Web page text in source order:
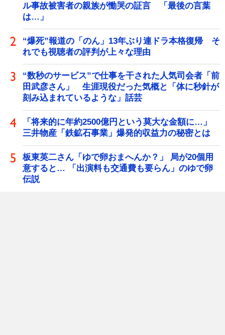
ル事故被害者の親族が慟哭の証言 「最後の言葉
は…」
“爆死”報道の「のん」13年ぶり連ドラ本格復帰 そ
れでも視聴者の評判が上々な理由
“数秒のサービス”で仕事を干された人気司会者「前
田武彦さん」 生涯現役だった気概と「体に秒針が
刻み込まれているような」話芸
「将来的に年約2500億円という莫大な金額に…」
三井物産「鉄鉱石事業」爆発的収益力の秘密とは
板東英二さん「ゆで卵おまへんか？」 局が20個用
意すると… 「出演料も交通費も要らん」のゆで卵
伝説